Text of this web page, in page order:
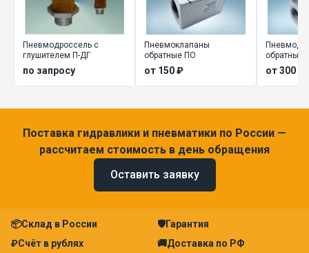
Пневмодроссель с
глушителем П-ДГ
по запросу
Пневмоклапаны
обратные ПО
от 150 ₽
обратным
ДМ, ПДМ
от 300 ₽
Поставка гидравлики и пневматики по России —
рассчитаем стоимость в день обращения
Оставить заявку
📦Склад в России 🛡Гарантия
₽Счёт в рублях 🚚Доставка по РФ